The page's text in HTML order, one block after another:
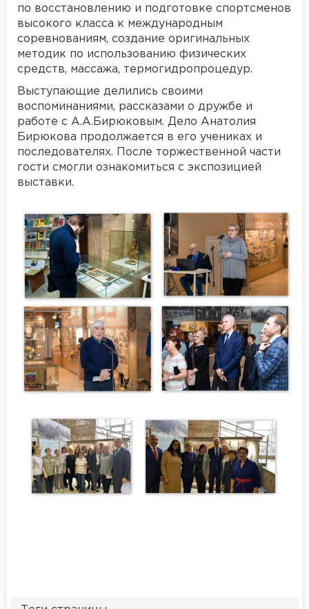
по восстановлению и подготовке спортсменов
высокого класса к международным
соревнованиям, создание оригинальных
методик по использованию физических
средств, массажа, термогидропроцедур.
Выступающие делились своими
воспоминаниями, рассказами о дружбе и
работе с А.А.Бирюковым. Дело Анатолия
Бирюкова продолжается в его учениках и
последователях. После торжественной части
гости смогли ознакомиться с экспозицией
выставки.